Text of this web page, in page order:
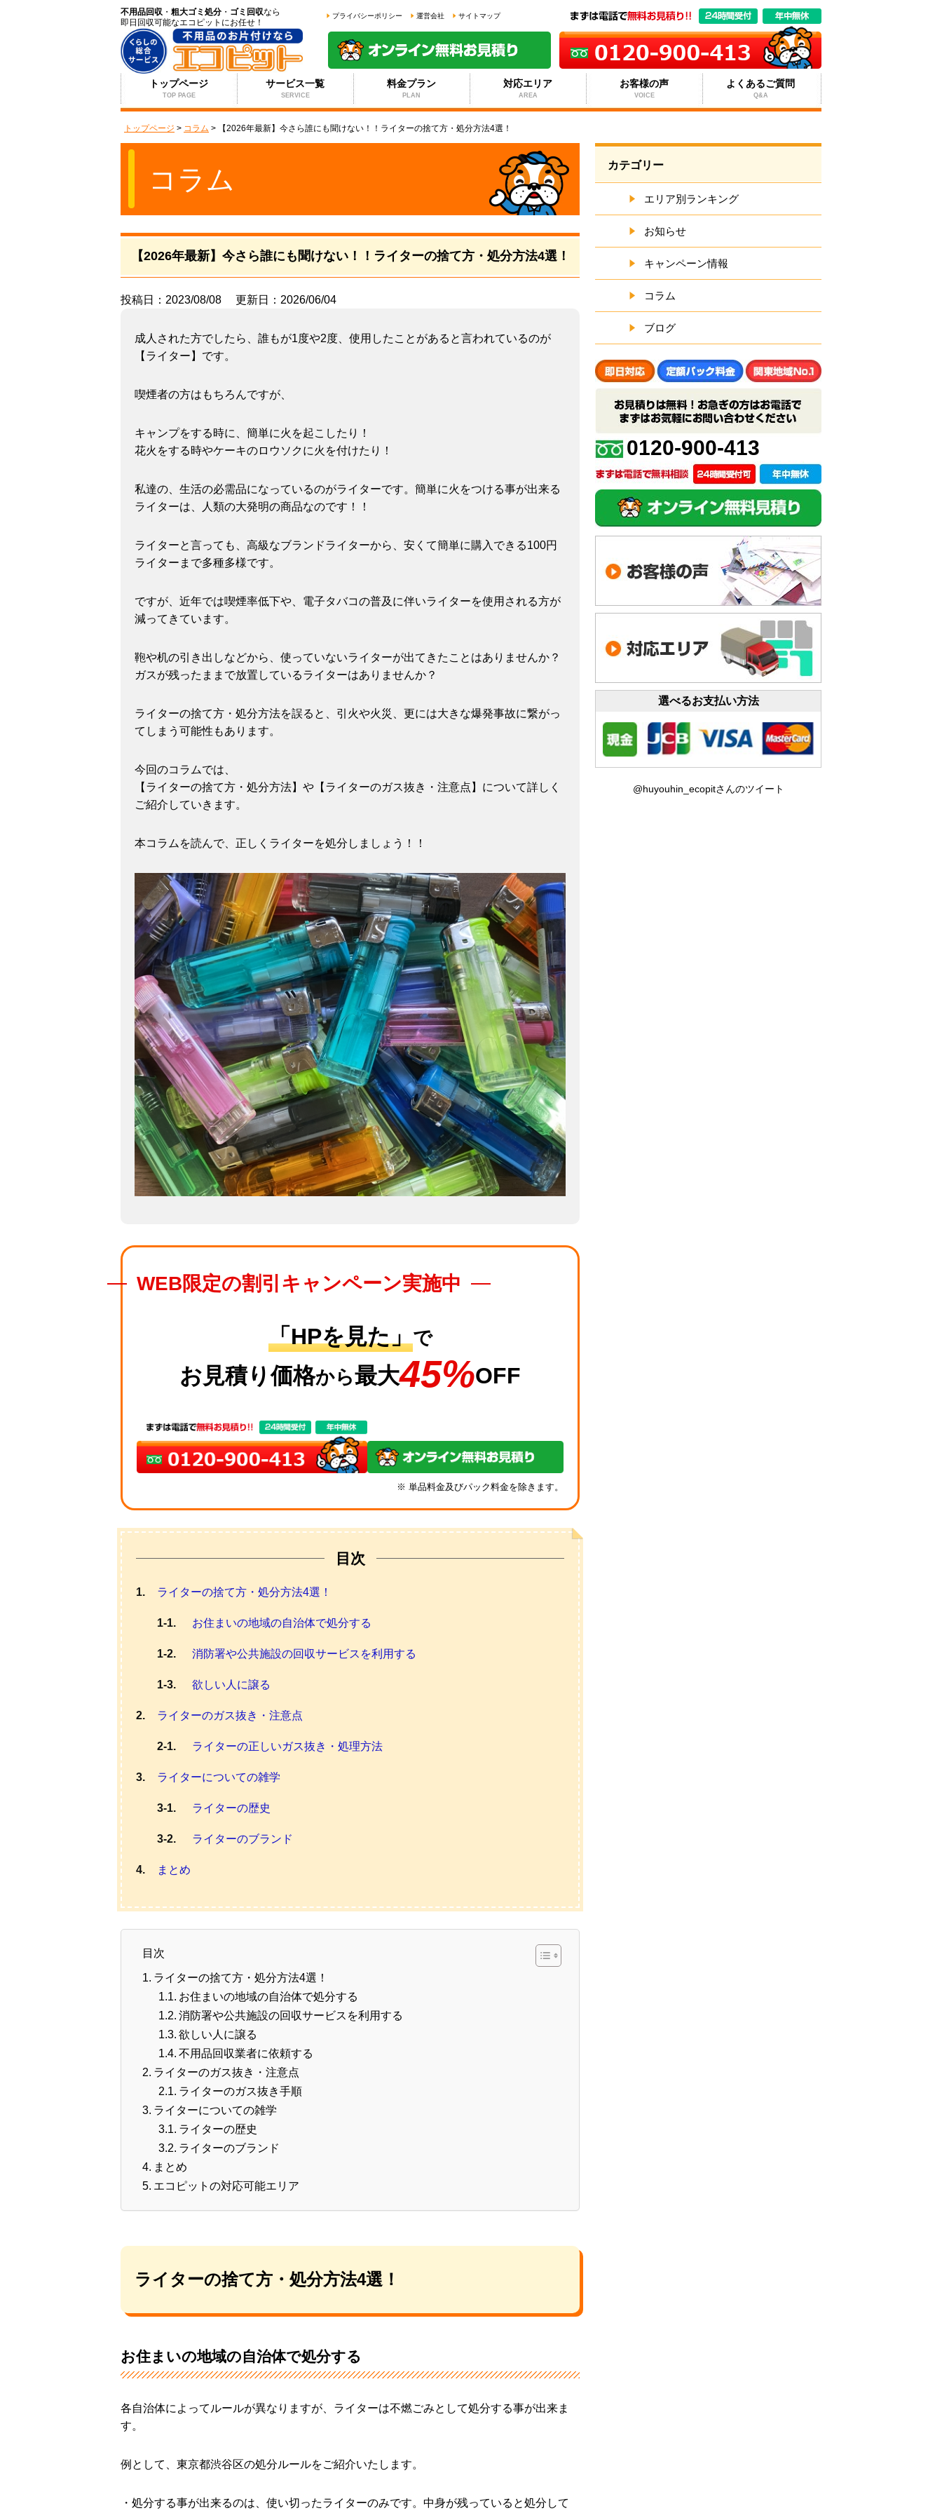
不用品回収 ・ 粗大ゴミ処分 ・ ゴミ回収なら
即日回収可能なエコピットにお任せ！
プライバシーポリシー 運営会社 サイトマップ
トップページ
TOP PAGE
サービス一覧
SERVICE
料金プラン
PLAN
対応エリア
AREA
お客様の声
VOICE
よくあるご質問
Q&A
トップページ > コラム > 【2026年最新】今さら誰にも聞けない！！ライターの捨て方・処分方法4選！
コラム
【2026年最新】今さら誰にも聞けない！！ライターの捨て方・処分方法4選！
投稿日：2023/08/08 更新日：2026/06/04
成人された方でしたら、誰もが1度や2度、使用したことがあると言われているのが
【ライター】です。
喫煙者の方はもちろんですが、
キャンプをする時に、簡単に火を起こしたり！
花火をする時やケーキのロウソクに火を付けたり！
私達の、生活の必需品になっているのがライターです。簡単に火をつける事が出来る
ライターは、人類の大発明の商品なのです！！
ライターと言っても、高級なブランドライターから、安くて簡単に購入できる100円
ライターまで多種多様です。
ですが、近年では喫煙率低下や、電子タバコの普及に伴いライターを使用される方が
減ってきています。
鞄や机の引き出しなどから、使っていないライターが出てきたことはありませんか？
ガスが残ったままで放置しているライターはありませんか？
ライターの捨て方・処分方法を誤ると、引火や火災、更には大きな爆発事故に繋がっ
てしまう可能性もあります。
今回のコラムでは、
【ライターの捨て方・処分方法】や【ライターのガス抜き・注意点】について詳しく
ご紹介していきます。
本コラムを読んで、正しくライターを処分しましょう！！
WEB限定の割引キャンペーン実施中
「HPを見た」で
お見積り価格から最大45%OFF
※ 単品料金及びパック料金を除きます。
目次
ライターの捨て方・処分方法4選！
お住まいの地域の自治体で処分する
消防署や公共施設の回収サービスを利用する
欲しい人に譲る
ライターのガス抜き・注意点
ライターの正しいガス抜き・処理方法
ライターについての雑学
ライターの歴史
ライターのブランド
まとめ
目次
ライターの捨て方・処分方法4選！
お住まいの地域の自治体で処分する
消防署や公共施設の回収サービスを利用する
欲しい人に譲る
不用品回収業者に依頼する
ライターのガス抜き・注意点
ライターのガス抜き手順
ライターについての雑学
ライターの歴史
ライターのブランド
まとめ
エコピットの対応可能エリア
ライターの捨て方・処分方法4選！
お住まいの地域の自治体で処分する
各自治体によってルールが異なりますが、ライターは不燃ごみとして処分する事が出来ま
す。
例として、東京都渋谷区の処分ルールをご紹介いたします。
・処分する事が出来るのは、使い切ったライターのみです。中身が残っていると処分して
カテゴリー
エリア別ランキング
お知らせ
キャンペーン情報
コラム
ブログ
0120-900-413
選べるお支払い方法
@huyouhin_ecopitさんのツイート